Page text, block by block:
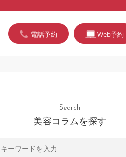
電話予約 Web予約
Search
美容コラムを探す